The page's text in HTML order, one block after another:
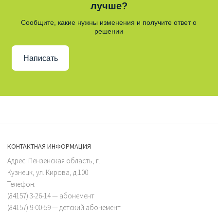
лучше?
Сообщите, какие нужны изменения и получите ответ о
решении
Написать
КОНТАКТНАЯ ИНФОРМАЦИЯ
Адрес: Пензенская область, г.
Кузнецк, ул. Кирова, д.100
Телефон:
(84157) 3-26-14 — абонемент
(84157) 9-00-59 — детский абонемент